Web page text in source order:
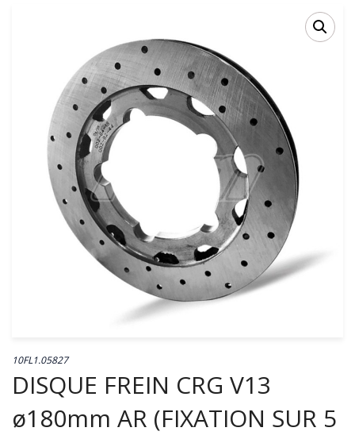
10FL1.05827
DISQUE FREIN CRG V13
ø180mm AR (FIXATION SUR 5